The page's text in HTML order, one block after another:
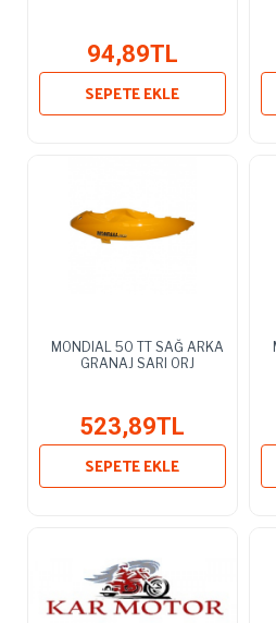
94,89TL
SEPETE EKLE
MONDIAL 50 TT SAĞ ARKA
GRANAJ SARI ORJ
523,89TL
SEPETE EKLE